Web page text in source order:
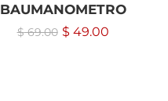
BAUMANOMETRO
$69.00 $ 49.00